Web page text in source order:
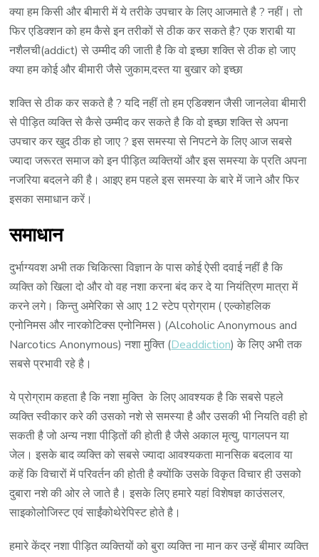
क्या हम किसी और बीमारी में ये तरीके उपचार के लिए आजमाते है ? नहीं। तो
फिर एडिक्शन को हम कैसे इन तरीकों से ठीक कर सकते है? एक शराबी या
नशैलची(addict) से उम्मीद की जाती है कि वो इच्छा शक्ति से ठीक हो जाए
क्या हम कोई और बीमारी जैसे जुकाम,दस्त या बुखार को इच्छा
शक्ति से ठीक कर सकते है ? यदि नहीं तो हम एडिक्शन जैसी जानलेवा बीमारी
से पीड़ित व्यक्ति से कैसे उम्मीद कर सकते है कि वो इच्छा शक्ति से अपना
उपचार कर खुद ठीक हो जाए ? इस समस्या से निपटने के लिए आज सबसे
ज्यादा जरूरत समाज को इन पीड़ित व्यक्तियों और इस समस्या के प्रति अपना
नजरिया बदलने की है। आइए हम पहले इस समस्या के बारे में जाने और फिर
इसका समाधान करें।
समाधान
दुर्भाग्यवश अभी तक चिकित्सा विज्ञान के पास कोई ऐसी दवाई नहीं है कि
व्यक्ति को खिला दो और वो वह नशा करना बंद कर दे या नियंत्रिण मात्रा में
करने लगे। किन्तु अमेरिका से आए 12 स्टेप प्रोग्राम ( एल्कोहलिक
एनोनिमस और नारकोटिक्स एनोनिमस ) (Alcoholic Anonymous and
Narcotics Anonymous) नशा मुक्ति (Deaddiction) के लिए अभी तक
सबसे प्रभावी रहे है।
ये प्रोग्राम कहता है कि नशा मुक्ति के लिए आवश्यक है कि सबसे पहले
व्यक्ति स्वीकार करे की उसको नशे से समस्या है और उसकी भी नियति वही हो
सकती है जो अन्य नशा पीड़ितों की होती है जैसे अकाल मृत्यु, पागलपन या
जेल। इसके बाद व्यक्ति को सबसे ज्यादा आवश्यकता मानसिक बदलाव या
कहें कि विचारों में परिवर्तन की होती है क्योंकि उसके विकृत विचार ही उसको
दुबारा नशे की ओर ले जाते है। इसके लिए हमारे यहां विशेषज्ञ काउंसलर,
साइकोलोजिस्ट एवं साईंकोथेरेपिस्ट होते है।
हमारे केंद्र नशा पीड़ित व्यक्तियों को बुरा व्यक्ति ना मान कर उन्हें बीमार व्यक्ति